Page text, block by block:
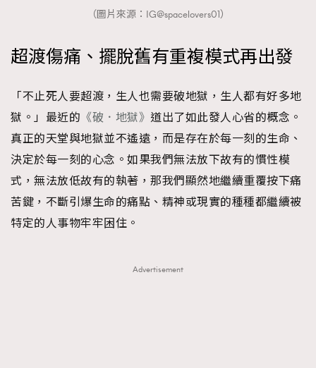
（圖片來源：IG@spacelovers01）
超渡傷痛、擺脫舊有重複模式再出發
「不止死人要超渡，生人也需要破地獄，生人都有好多地
獄。」最近的 《破．地獄》 道出了如此發人心省的概念。
真正的天堂與地獄並不遙遠，而是存在於每一刻的生命、
決定於每一刻的心念。如果我們無法放下故有的慣性模
式，無法放低故有的執著，那我們顯然地繼續重覆按下痛
苦鍵，不斷引爆生命的痛點、精神或現實的種種都繼續被
特定的人事物牢牢困住。
Advertisement